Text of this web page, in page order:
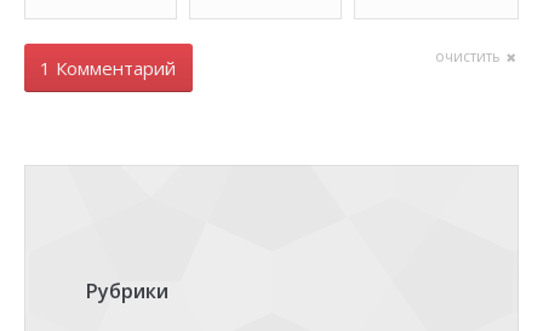
очистить
1 Комментарий
Рубрики